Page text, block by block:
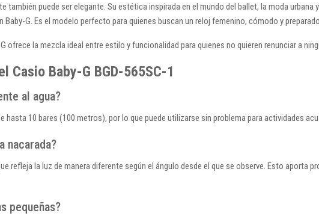
también puede ser elegante. Su estética inspirada en el mundo del ballet, la moda
G. Es el modelo perfecto para quienes buscan un reloj femenino, cómodo y
ofrece la mezcla ideal entre estilo y funcionalidad para quienes no quieren renunciar a
Casio Baby-G BGD-565SC-1
al agua?
hasta 10 bares (100 metros), por lo que puede utilizarse sin problema para actividades
nacarada?
refleja la luz de manera diferente según el ángulo desde el que se observe. Esto aporta
pequeñas?